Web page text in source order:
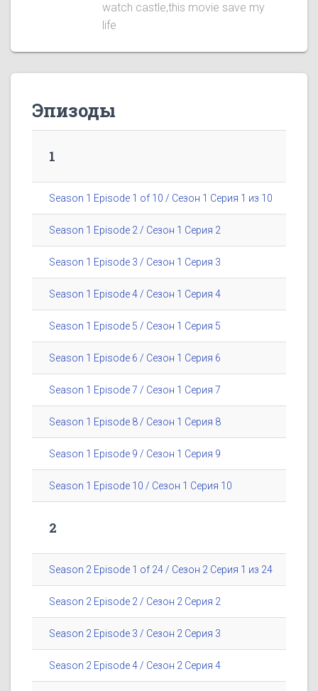
watch castle,this movie save my
life
Эпизоды
1
Season 1 Episode 1 of 10 / Сезон 1 Серия 1 из 10
Season 1 Episode 2 / Сезон 1 Серия 2
Season 1 Episode 3 / Сезон 1 Серия 3
Season 1 Episode 4 / Сезон 1 Серия 4
Season 1 Episode 5 / Сезон 1 Серия 5
Season 1 Episode 6 / Сезон 1 Серия 6
Season 1 Episode 7 / Сезон 1 Серия 7
Season 1 Episode 8 / Сезон 1 Серия 8
Season 1 Episode 9 / Сезон 1 Серия 9
Season 1 Episode 10 / Сезон 1 Серия 10
2
Season 2 Episode 1 of 24 / Сезон 2 Серия 1 из 24
Season 2 Episode 2 / Сезон 2 Серия 2
Season 2 Episode 3 / Сезон 2 Серия 3
Season 2 Episode 4 / Сезон 2 Серия 4